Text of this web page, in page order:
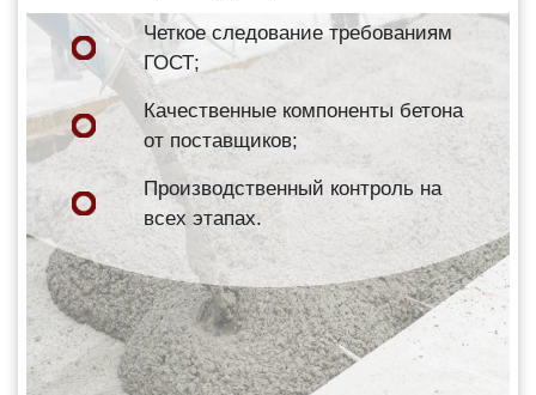
Четкое следование требованиям
ГОСТ;
Качественные компоненты бетона
от поставщиков;
Производственный контроль на
всех этапах.